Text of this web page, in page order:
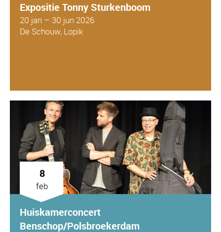
Expositie Tonny Sturkenboom
20 jan – 30 jun 2026
De Schouw, Lopik
8
feb
Huiskamerconcert
Benschop/Polsbroekerdam